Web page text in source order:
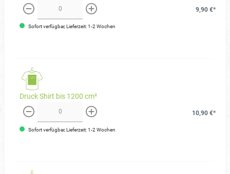
weniger mehr
9,90 €*
Sofort verfügbar, Lieferzeit: 1-2 Wochen
Druck Shirt bis 1200 cm²
weniger mehr
10,90 €*
Sofort verfügbar, Lieferzeit: 1-2 Wochen